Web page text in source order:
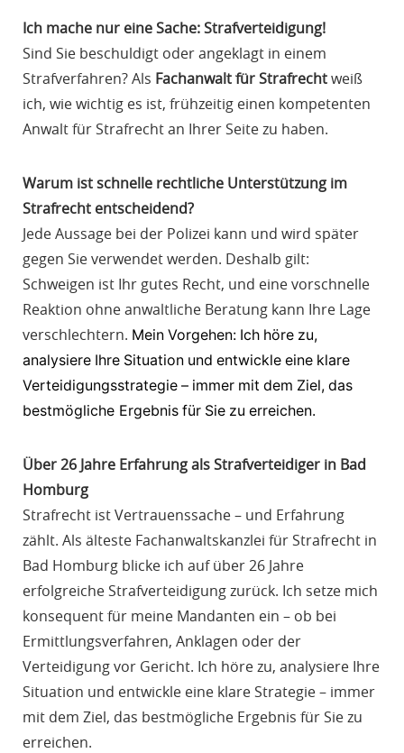
Ich mache nur eine Sache: Strafverteidigung!
Sind Sie beschuldigt oder angeklagt in einem
Strafverfahren? Als Fachanwalt für Strafrechtweiß
ich, wie wichtig es ist, frühzeitig einen kompetenten
Anwalt für Strafrecht an Ihrer Seite zu haben.
Warum ist schnelle rechtliche Unterstützung im
Strafrecht entscheidend?
Jede Aussage bei der Polizei kann und wird später
gegen Sie verwendet werden. Deshalb gilt:
Schweigen ist Ihr gutes Recht, und eine vorschnelle
Reaktion ohne anwaltliche Beratung kann Ihre Lage
verschlechtern. Mein Vorgehen: Ich höre zu,
analysiere Ihre Situation und entwickle eine klare
Verteidigungsstrategie – immer mit dem Ziel, das
bestmögliche Ergebnis für Sie zu erreichen.
Über 26 Jahre Erfahrung als Strafverteidiger in Bad
Homburg
Strafrecht ist Vertrauenssache – und Erfahrung
zählt. Als älteste Fachanwaltskanzlei für Strafrecht in
Bad Homburg blicke ich auf über26 Jahre
erfolgreiche Strafverteidigungzurück. Ich setze mich
konsequent für meine Mandanten ein – ob bei
Ermittlungsverfahren, Anklagen oder der
Verteidigung vor Gericht. Ich höre zu, analysiere Ihre
Situation und entwickle eine klare Strategie – immer
mit dem Ziel, das bestmögliche Ergebnis für Sie zu
erreichen.